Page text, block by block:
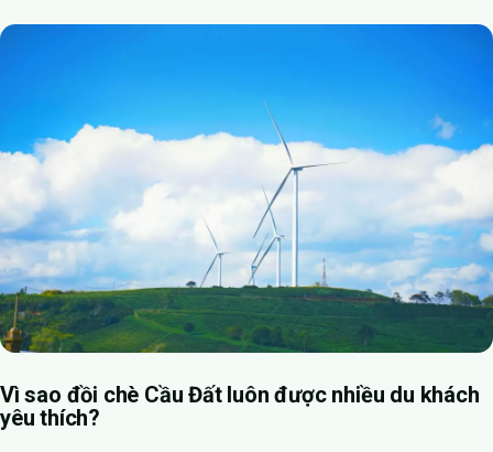
Vì sao đồi chè Cầu Đất luôn được nhiều du khách
yêu thích?